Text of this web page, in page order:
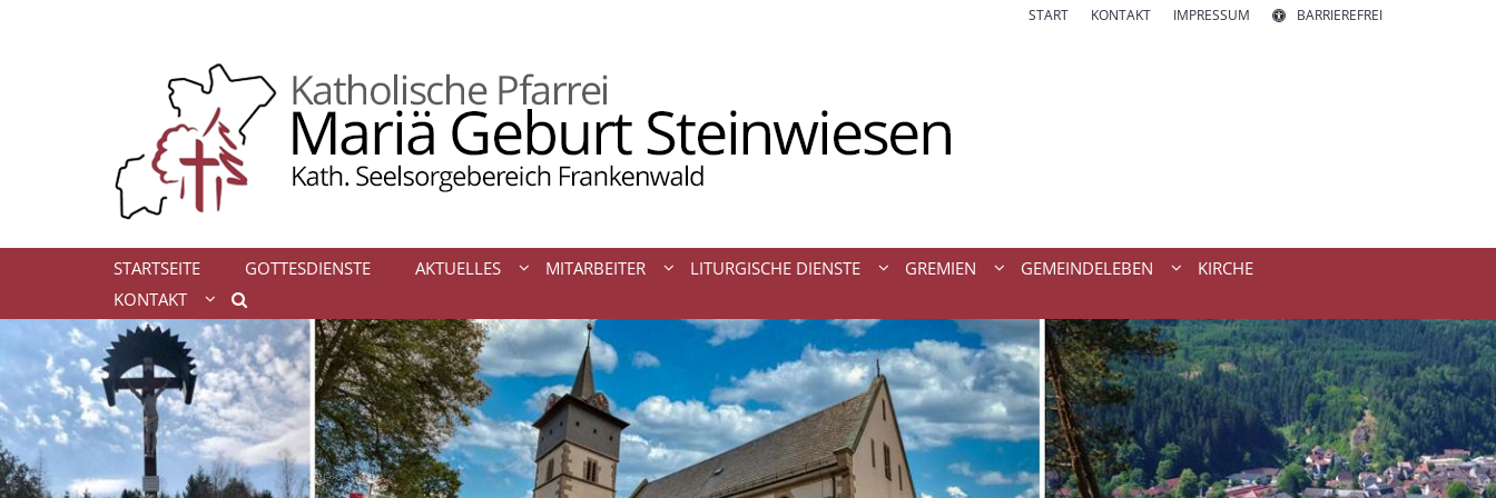
START KONTAKT IMPRESSUM BARRIEREFREI
STARTSEITE GOTTESDIENSTE AKTUELLES MITARBEITER LITURGISCHE DIENSTE GREMIEN GEMEINDELEBEN
KIRCHE
KONTAKT